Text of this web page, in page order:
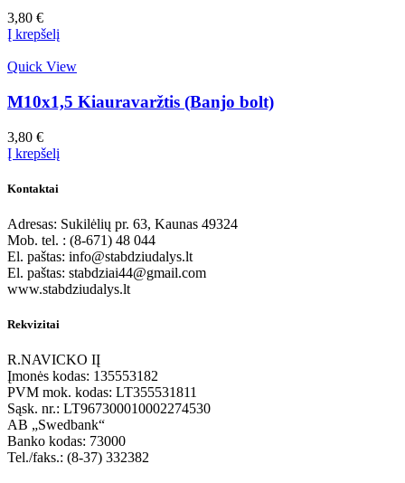
3,80 €
Į krepšelį
Quick View
M10x1,5 Kiauravaržtis (Banjo bolt)
3,80 €
Į krepšelį
Kontaktai
Adresas: Sukilėlių pr. 63, Kaunas 49324
Mob. tel. : (8-671) 48 044
El. paštas: info@stabdziudalys.lt
El. paštas: stabdziai44@gmail.com
www.stabdziudalys.lt
Rekvizitai
R.NAVICKO IĮ
Įmonės kodas: 135553182
PVM mok. kodas: LT355531811
Sąsk. nr.: LT967300010002274530
AB „Swedbank“
Banko kodas: 73000
Tel./faks.: (8-37) 332382